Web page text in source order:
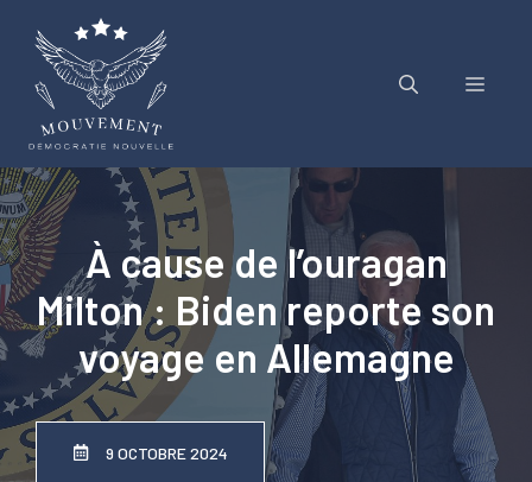
contenu
Menu
À cause de l’ouragan
Milton : Biden reporte son
voyage en Allemagne
9 OCTOBRE 2024